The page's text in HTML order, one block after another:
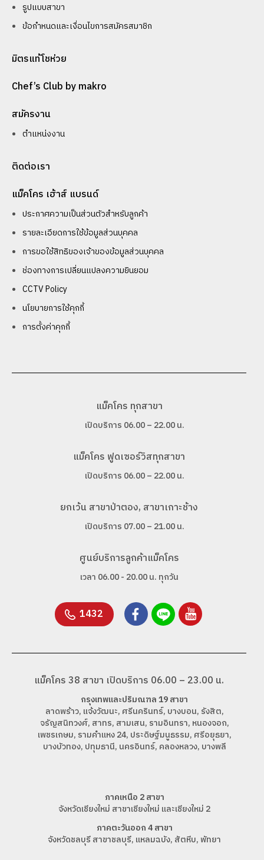
รูปแบบสาขา
ข้อกำหนดและเงื่อนไขการสมัครสมาชิก
มิตรแท้โชห่วย
Chef’s Club by makro
สมัครงาน
ตำแหน่งงาน
ติดต่อเรา
แม็คโคร เฮ้าส์ แบรนด์
ประกาศความเป็นส่วนตัวสำหรับลูกค้า
รายละเอียดการใช้ข้อมูลส่วนบุคคล
การขอใช้สิทธิของเจ้าของข้อมูลส่วนบุคคล
ช่องทางการเปลี่ยนแปลงความยินยอม
CCTV Policy
นโยบายการใช้คุกกี้
การตั้งค่าคุกกี้
แม็คโคร ทุกสาขา
เปิดบริการ 06.00 – 22.00 น.
แม็คโคร ฟูดเซอร์วิสทุกสาขา
เปิดบริการ 06.00 – 22.00 น.
ยกเว้น สาขาป่าตอง, สาขาเกาะช้าง
เปิดบริการ 07.00 – 21.00 น.
ศูนย์บริการลูกค้าแม็คโคร
เวลา 06.00 - 20.00 น. ทุกวัน
1432
แม็คโคร 38 สาขา เปิดบริการ 06.00 – 23.00 น.
กรุงเทพและปริมณฑล 19 สาขา
ลาดพร้าว, แจ้งวัฒนะ, ศรีนครินทร์, บางบอน, รังสิต,
จรัญสนิทวงศ์, สาทร, สามเสน, รามอินทรา, หนองจอก,
เพชรเกษม, รามคำแหง 24, ประดิษฐ์มนูธรรม, ศรีอยุธยา,
บางบัวทอง, ปทุมธานี, นครอินทร์, คลองหลวง, บางพลี
ภาคเหนือ 2 สาขา
จังหวัดเชียงใหม่ สาขาเชียงใหม่ และเชียงใหม่ 2
ภาคตะวันออก 4 สาขา
จังหวัดชลบุรี สาขาชลบุรี, แหลมฉบัง, สัตหีบ, พัทยา